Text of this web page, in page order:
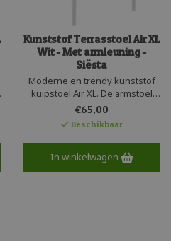
Kunststof Terrasstoel Air XL
Wit - Met armleuning -
Siësta
Moderne en trendy kunststof
kuipstoel Air XL. De armstoel
heeft een fijne brede zit en is
stapelbaar tot 4 stuks en zeer
gemakkelijk in het onderhoud.
Gemaakt uit één geheel en
perfect voor zowel de zakelijk
markt als particulier gebruik.
€65,00
Beschikbaar
In winkelwagen